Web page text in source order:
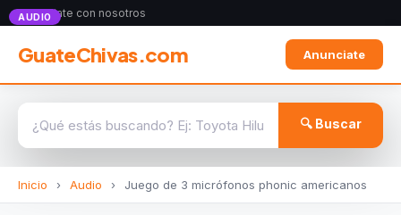
Anunciate con nosotros
GuateChivas.com Anunciate
🔍 Buscar
Inicio › Audio › Juego de 3 micrófonos phonic americanos
AUDIO